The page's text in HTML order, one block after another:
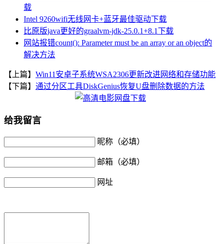
载
Intel 9260wifi无线网卡+蓝牙最佳驱动下载
比原版java更好的graalvm-jdk-25.0.1+8.1下载
网站报错count(): Parameter must be an array or an object的
解决方法
【上篇】 Win11安卓子系统WSA2306更新改进网络和存储功能
【下篇】 通过分区工具DiskGenius恢复U盘删除数据的方法
给我留言
昵称（必填）
邮箱（必填）
网址